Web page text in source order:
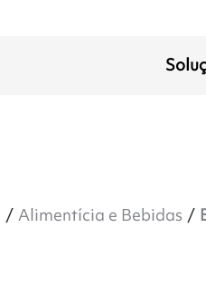
Alimentícia e Bebidas